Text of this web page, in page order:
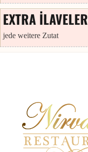
EXTRA İLAVELER
jede weitere Zutat